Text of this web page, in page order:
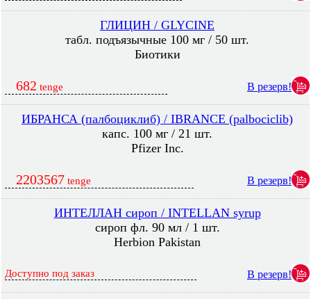
ГЛИЦИН / GLYCINE
табл. подъязычные 100 мг / 50 шт.
Биотики
682 tenge В резерв!
ИБРАНСА (палбоциклиб) / IBRANCE (palbociclib)
капс. 100 мг / 21 шт.
Pfizer Inc.
2203567 tenge В резерв!
ИНТЕЛЛАН сироп / INTELLAN syrup
сироп фл. 90 мл / 1 шт.
Herbion Pakistan
Доступно под заказ В резерв!